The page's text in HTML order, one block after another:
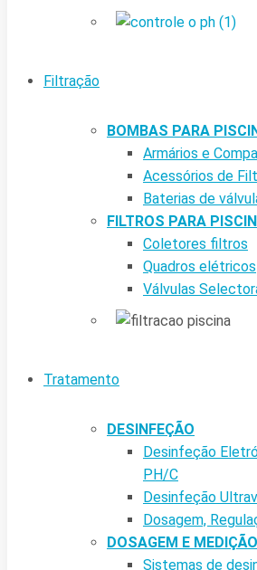
Filtração
BOMBAS PARA
Armários e
Acessórios de
Baterias de
FILTROS PARA
Coletores filtros
Quadros elétricos
Válvulas
Tratamento
DESINFEÇÃO
Desinfeção
PH/C
Desinfeção
Dosagem,
DOSAGEM E MEDIÇÃO
Sistemas de